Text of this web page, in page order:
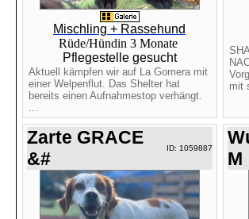
Mischling + Rassehund
Rüde/Hündin 3 Monate
Pflegestelle gesucht
Aktuell kämpfen wir auf La Gomera mit
einer Welpenflut. Das Shelter hat
bereits einen Aufnahmestop verhängt.
...
mit
Zarte GRACE
&#
ID: 1059887
M